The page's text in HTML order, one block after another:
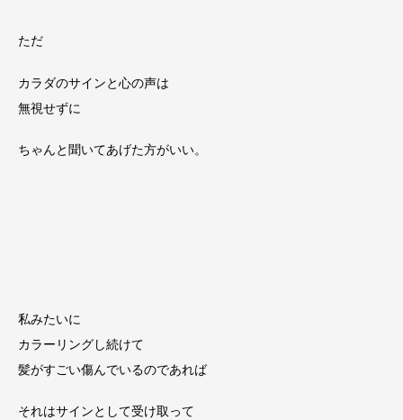
ただ
カラダのサインと心の声は
無視せずに
ちゃんと聞いてあげた方がいい。
私みたいに
カラーリングし続けて
髪がすごい傷んでいるのであれば
それはサインとして受け取って